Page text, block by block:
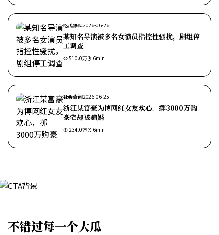
吃瓜爆料2026-06-26
某知名导演被多名女演员指控性骚扰，剧组停
工调查
510.0万 6min
社会奇闻2026-06-25
浙江某富豪为博网红女友欢心，掷3000万购
豪宅却被骗婚
234.0万 6min
不错过每一个大瓜